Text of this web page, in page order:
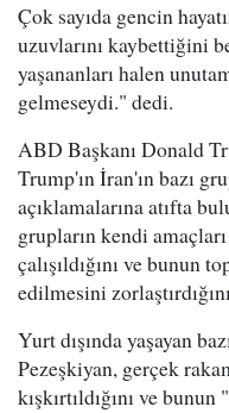
Çok sayıda gencin
uzuvlarını kaybettiğini
yaşananları halen
gelmeseydi." dedi.
ABD Başkanı Donald
Trump'ın İran'ın bazı
açıklamalarına atıfta
grupların kendi
çalışıldığını ve bunun
edilmesini
Yurt dışında yaşayan
Pezeşkiyan, gerçek
kışkırtıldığını ve